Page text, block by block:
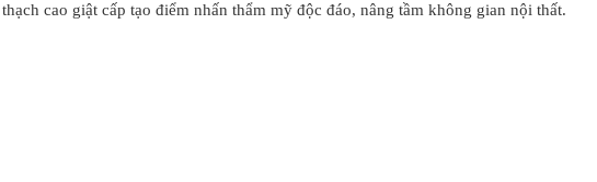
cao giật cấp tạo điểm nhấn thẩm mỹ độc đáo, nâng tầm không gian nội thất.